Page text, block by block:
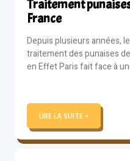
Traitement
France
Depuis plusieurs années,
traitement des punaises
en Effet Paris fait face à
LIRE LA SUITE »